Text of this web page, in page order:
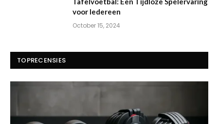
voor Iedereen
October 15, 2024
TOPRECENSIES